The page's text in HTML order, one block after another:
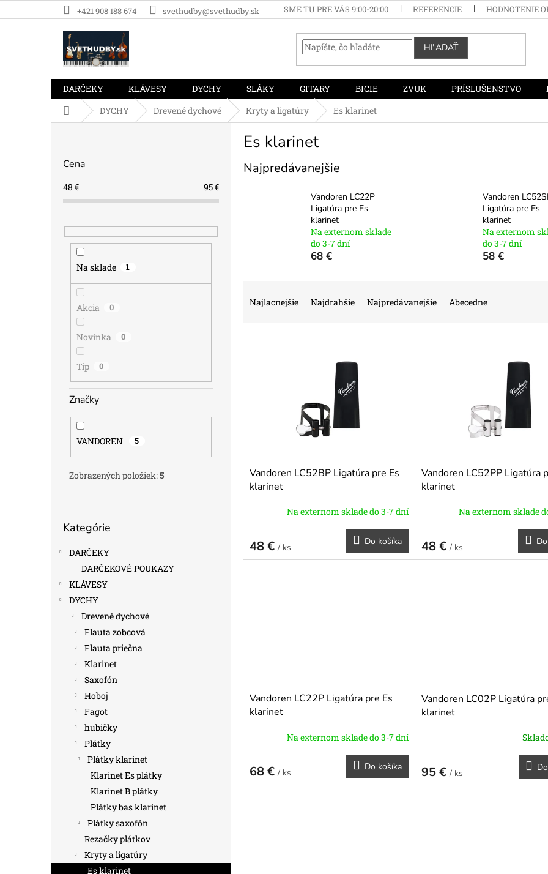
na
+421 908 188 674 svethudby@svethudby.sk SME TU PRE VÁS 9:00-20:00 REFERENCIE HODNOTENIE
HĽADAŤ
DARČEKY KLÁVESY DYCHY SLÁKY GITARY BICIE ZVUK PRÍSLUŠENSTVO
DomovDYCHY Drevené dychové Kryty a ligatúry Es klarinet
Cena
48 € 95€
Na sklade 1
Akcia 0
Novinka 0
Tip 0
Značky
VANDOREN 5
Zobrazených položiek:5
kategórie
Kategórie
DARČEKY
DARČEKOVÉ POUKAZY
KLÁVESY
DYCHY
Drevené dychové
Flauta zobcová
Flauta priečna
Klarinet
Saxofón
Hoboj
Fagot
hubičky
Plátky
Plátky klarinet
Klarinet Es plátky
Klarinet B plátky
Plátky bas klarinet
Plátky saxofón
Rezačky plátkov
Kryty a ligatúry
Es klarinet
Es klarinet
Najpredávanejšie
Vandoren LC22P
Ligatúra pre Es
klarinet
Na externom sklade
do 3-7 dní
68 €
Vandoren
Ligatúra pre Es
klarinet
Na externom
do 3-7 dní
58 €
Najlacnejšie Najdrahšie Najpredávanejšie Abecedne
Vandoren LC52BP Ligatúra pre Es
klarinet
Na externom sklade do 3-7 dní
48 € / ks
Do košíka
Vandoren LC52PP Ligatúra
klarinet
Na externom sklade
48 € / ks
Vandoren LC22P Ligatúra pre Es
klarinet
Na externom sklade do 3-7 dní
68 € / ks
Do košíka
Vandoren LC02P Ligatúra
klarinet
95 € / ks